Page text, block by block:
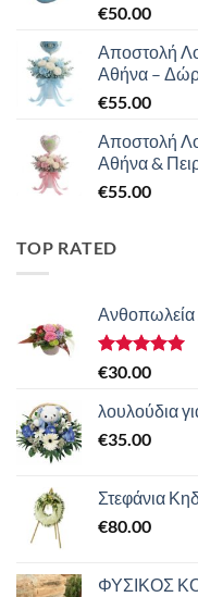
€50.00
Αποστολή
Αθήνα –
€55.00
Αποστολή
Αθήνα &
€55.00
TOP RATED
από 5
€30.00
λουλούδια
€35.00
Στεφάνια
€80.00
ΦΥΣΙΚΟΣ